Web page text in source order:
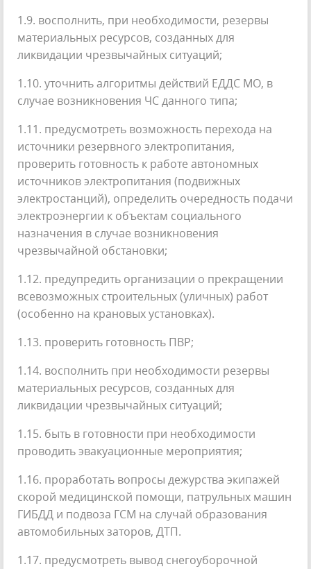
1.9. восполнить, при необходимости, резервы
материальных ресурсов, созданных для
ликвидации чрезвычайных ситуаций;
1.10. уточнить алгоритмы действий ЕДДС МО, в
случае возникновения ЧС данного типа;
1.11. предусмотреть возможность перехода на
источники резервного электропитания,
проверить готовность к работе автономных
источников электропитания (подвижных
электростанций), определить очередность подачи
электроэнергии к объектам социального
назначения в случае возникновения
чрезвычайной обстановки;
1.12. предупредить организации о прекращении
всевозможных строительных (уличных) работ
(особенно на крановых установках).
1.13. проверить готовность ПВР;
1.14. восполнить при необходимости резервы
материальных ресурсов, созданных для
ликвидации чрезвычайных ситуаций;
1.15. быть в готовности при необходимости
проводить эвакуационные мероприятия;
1.16. проработать вопросы дежурства экипажей
скорой медицинской помощи, патрульных машин
ГИБДД и подвоза ГСМ на случай образования
автомобильных заторов, ДТП.
1.17. предусмотреть вывод снегоуборочной